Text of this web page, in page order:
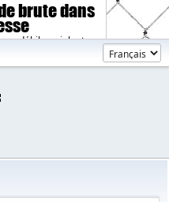
brute dans
débiles, violents.